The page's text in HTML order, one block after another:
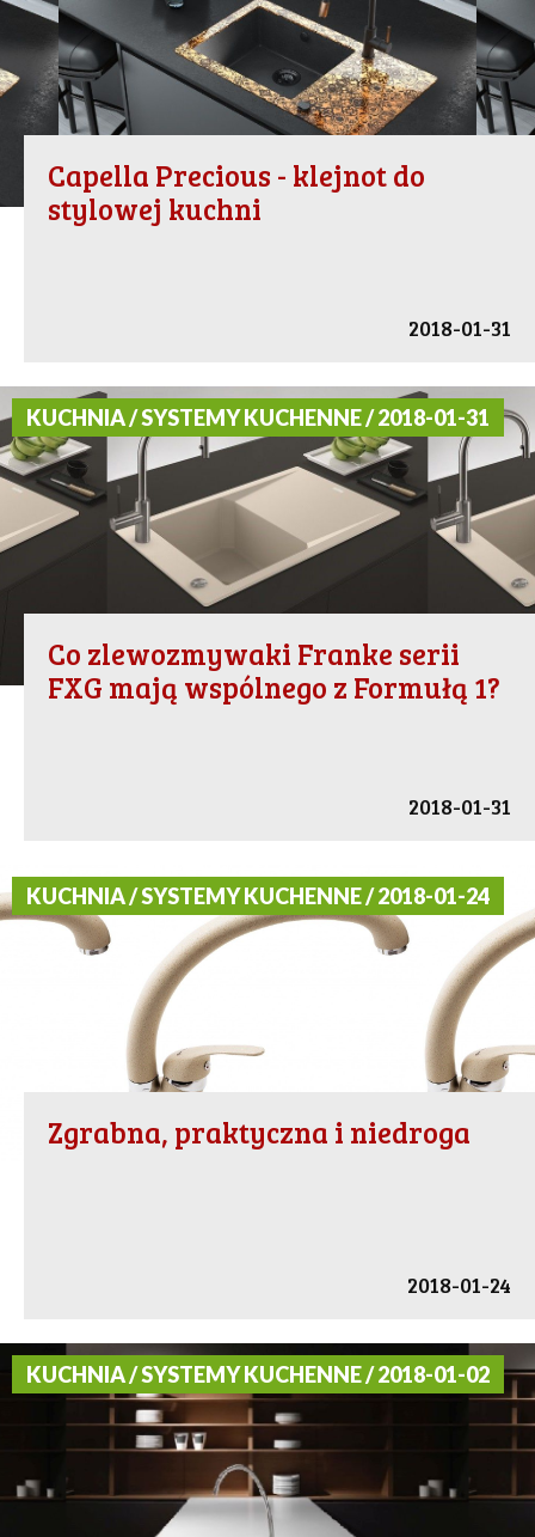
Capella Precious - klejnot do
stylowej kuchni
2018-01-31
KUCHNIA / SYSTEMY KUCHENNE / 2018-01-31
Co zlewozmywaki Franke serii
FXG mają wspólnego z Formułą 1?
2018-01-31
KUCHNIA / SYSTEMY KUCHENNE / 2018-01-24
Zgrabna, praktyczna i niedroga
2018-01-24
KUCHNIA / SYSTEMY KUCHENNE / 2018-01-02